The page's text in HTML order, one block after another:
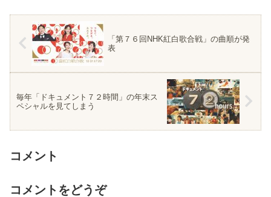
「第７６回NHK紅白歌合戦」の曲順が発
表
毎年「ドキュメント７２時間」の年末ス
ペシャルを見てしまう
コメント
コメントをどうぞ